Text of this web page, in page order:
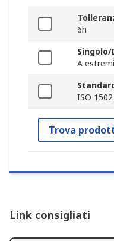
6h
A
ISO 1502
Trova
Link consigliati